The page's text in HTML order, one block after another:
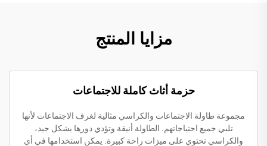
مزايا المنتج
حزمة أثاث كاملة للاجتماعات
مجموعة طاولة الاجتماعات والكراسي مثالية لغرف الاجتماعات لأنها
تلبي جميع احتياجاتهم. الطاولة أنيقة وتؤدي دورها بشكل جيد،
والكراسي تحتوي على ميزات راحة كبيرة. يمكن استخدامها في أي